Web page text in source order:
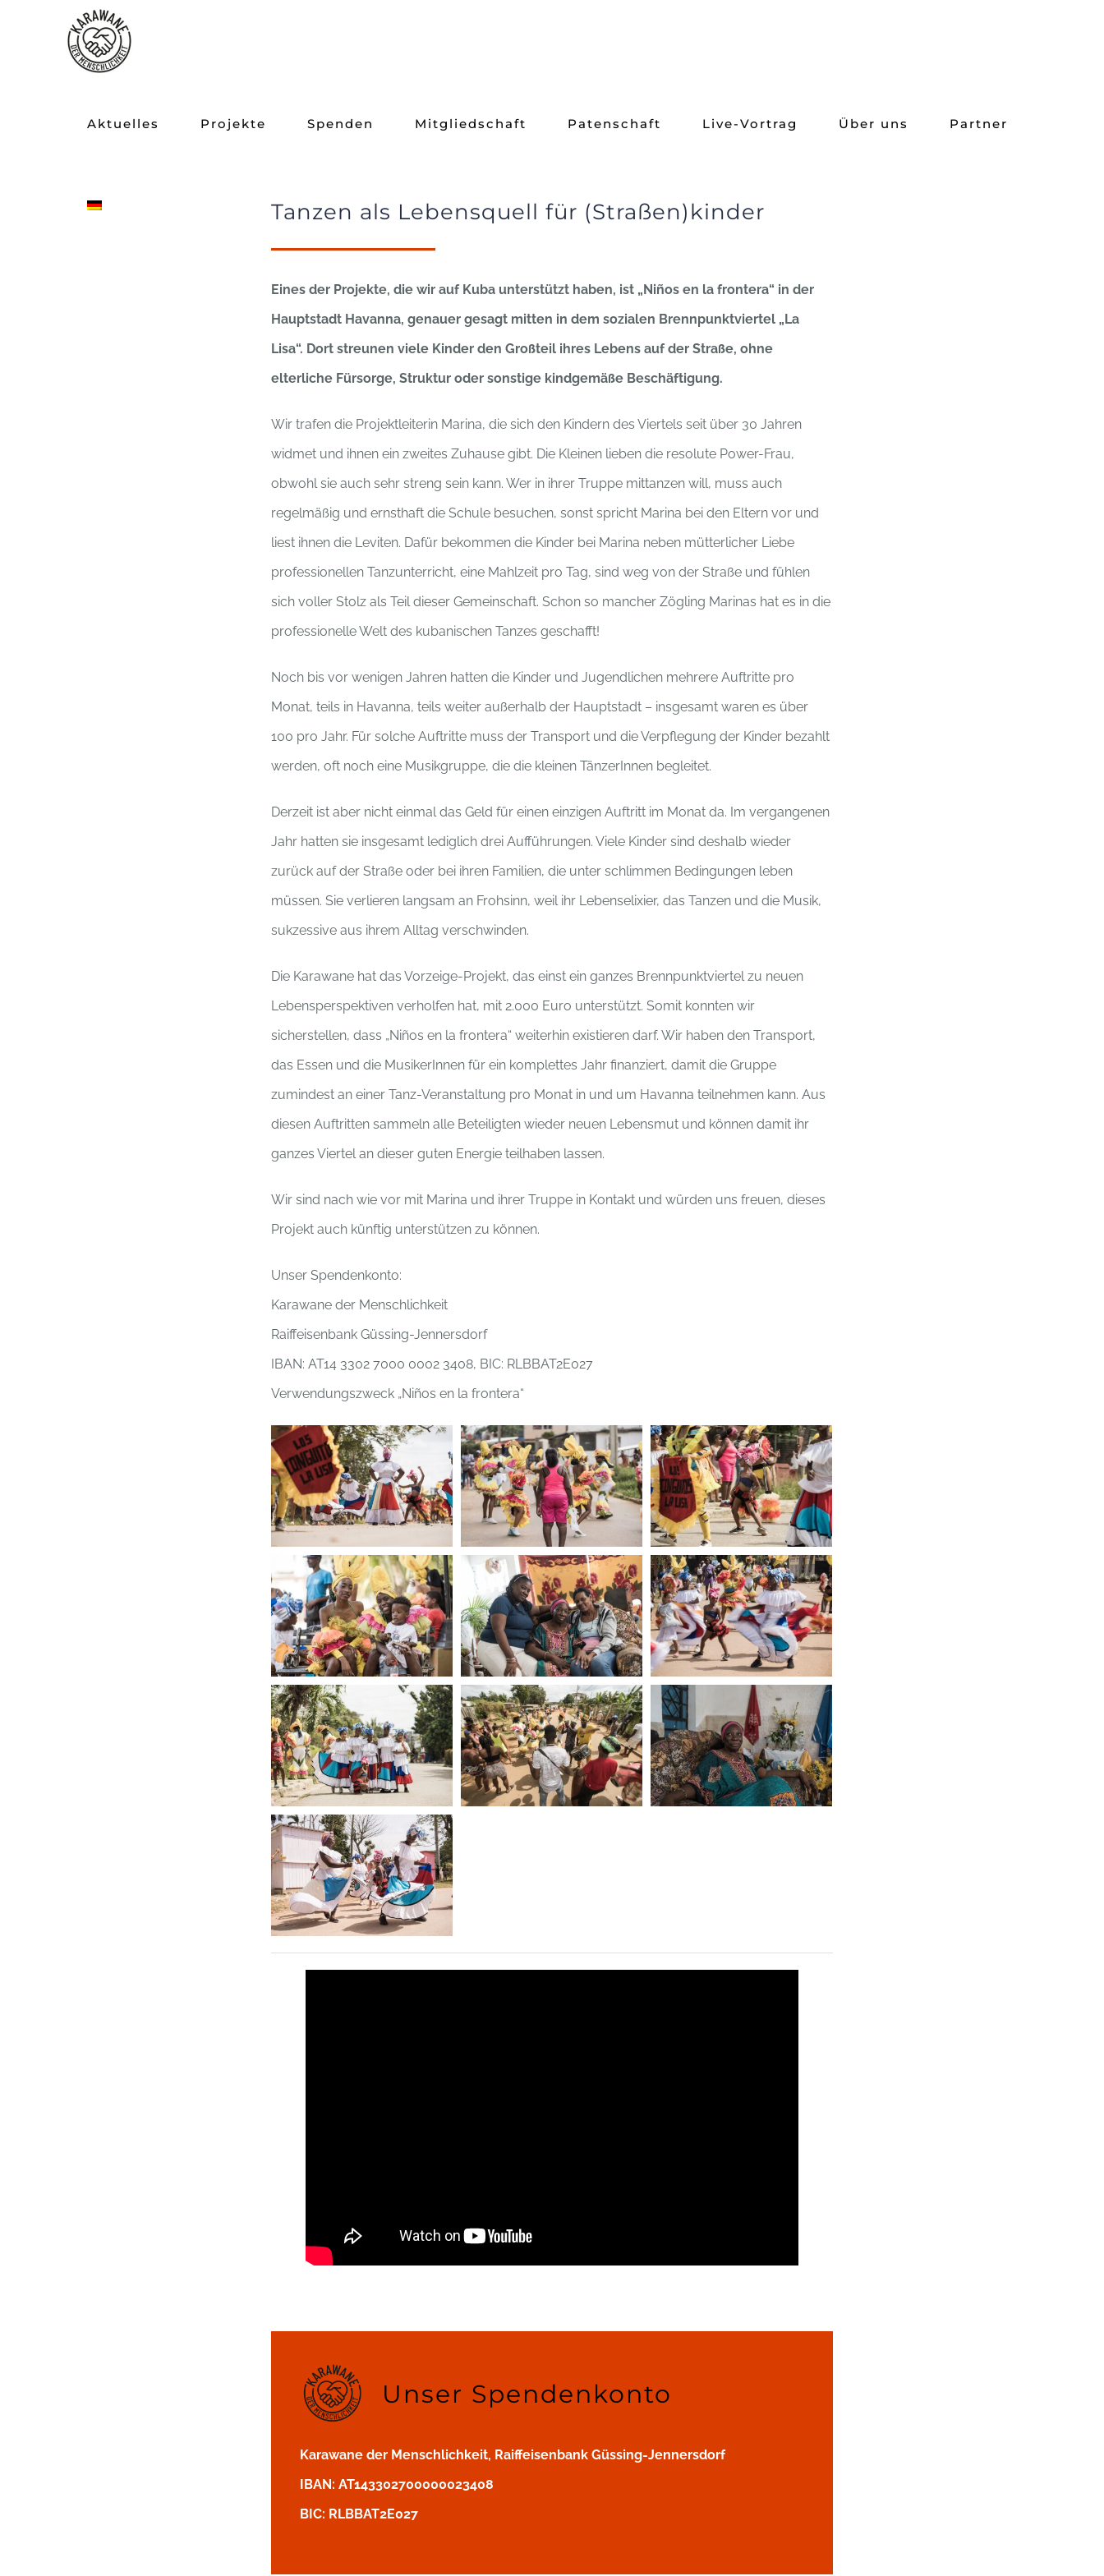
Aktuelles Projekte Spenden Mitgliedschaft Patenschaft Live-Vortrag Über uns Partner
Tanzen als Lebensquell für (Straßen)kinder
Eines der Projekte, die wir auf Kuba unterstützt haben, ist „Niños en la frontera“ in der
Hauptstadt Havanna, genauer gesagt mitten in dem sozialen Brennpunktviertel „La
Lisa“. Dort streunen viele Kinder den Großteil ihres Lebens auf der Straße, ohne
elterliche Fürsorge, Struktur oder sonstige kindgemäße Beschäftigung.
Wir trafen die Projektleiterin Marina, die sich den Kindern des Viertels seit über 30 Jahren
widmet und ihnen ein zweites Zuhause gibt. Die Kleinen lieben die resolute Power-Frau,
obwohl sie auch sehr streng sein kann. Wer in ihrer Truppe mittanzen will, muss auch
regelmäßig und ernsthaft die Schule besuchen, sonst spricht Marina bei den Eltern vor und
liest ihnen die Leviten. Dafür bekommen die Kinder bei Marina neben mütterlicher Liebe
professionellen Tanzunterricht, eine Mahlzeit pro Tag, sind weg von der Straße und fühlen
sich voller Stolz als Teil dieser Gemeinschaft. Schon so mancher Zögling Marinas hat es in die
professionelle Welt des kubanischen Tanzes geschafft!
Noch bis vor wenigen Jahren hatten die Kinder und Jugendlichen mehrere Auftritte pro
Monat, teils in Havanna, teils weiter außerhalb der Hauptstadt – insgesamt waren es über
100 pro Jahr. Für solche Auftritte muss der Transport und die Verpflegung der Kinder bezahlt
werden, oft noch eine Musikgruppe, die die kleinen TänzerInnen begleitet.
Derzeit ist aber nicht einmal das Geld für einen einzigen Auftritt im Monat da. Im vergangenen
Jahr hatten sie insgesamt lediglich drei Aufführungen. Viele Kinder sind deshalb wieder
zurück auf der Straße oder bei ihren Familien, die unter schlimmen Bedingungen leben
müssen. Sie verlieren langsam an Frohsinn, weil ihr Lebenselixier, das Tanzen und die Musik,
sukzessive aus ihrem Alltag verschwinden.
Die Karawane hat das Vorzeige-Projekt, das einst ein ganzes Brennpunktviertel zu neuen
Lebensperspektiven verholfen hat, mit 2.000 Euro unterstützt. Somit konnten wir
sicherstellen, dass „Niños en la frontera“ weiterhin existieren darf. Wir haben den Transport,
das Essen und die MusikerInnen für ein komplettes Jahr finanziert, damit die Gruppe
zumindest an einer Tanz-Veranstaltung pro Monat in und um Havanna teilnehmen kann. Aus
diesen Auftritten sammeln alle Beteiligten wieder neuen Lebensmut und können damit ihr
ganzes Viertel an dieser guten Energie teilhaben lassen.
Wir sind nach wie vor mit Marina und ihrer Truppe in Kontakt und würden uns freuen, dieses
Projekt auch künftig unterstützen zu können.
Unser Spendenkonto:
Karawane der Menschlichkeit
Raiffeisenbank Güssing-Jennersdorf
IBAN: AT14 3302 7000 0002 3408, BIC: RLBBAT2E027
Verwendungszweck „Niños en la frontera“
Unser Spendenkonto
Karawane der Menschlichkeit, Raiffeisenbank Güssing-Jennersdorf
IBAN: AT143302700000023408
BIC: RLBBAT2E027